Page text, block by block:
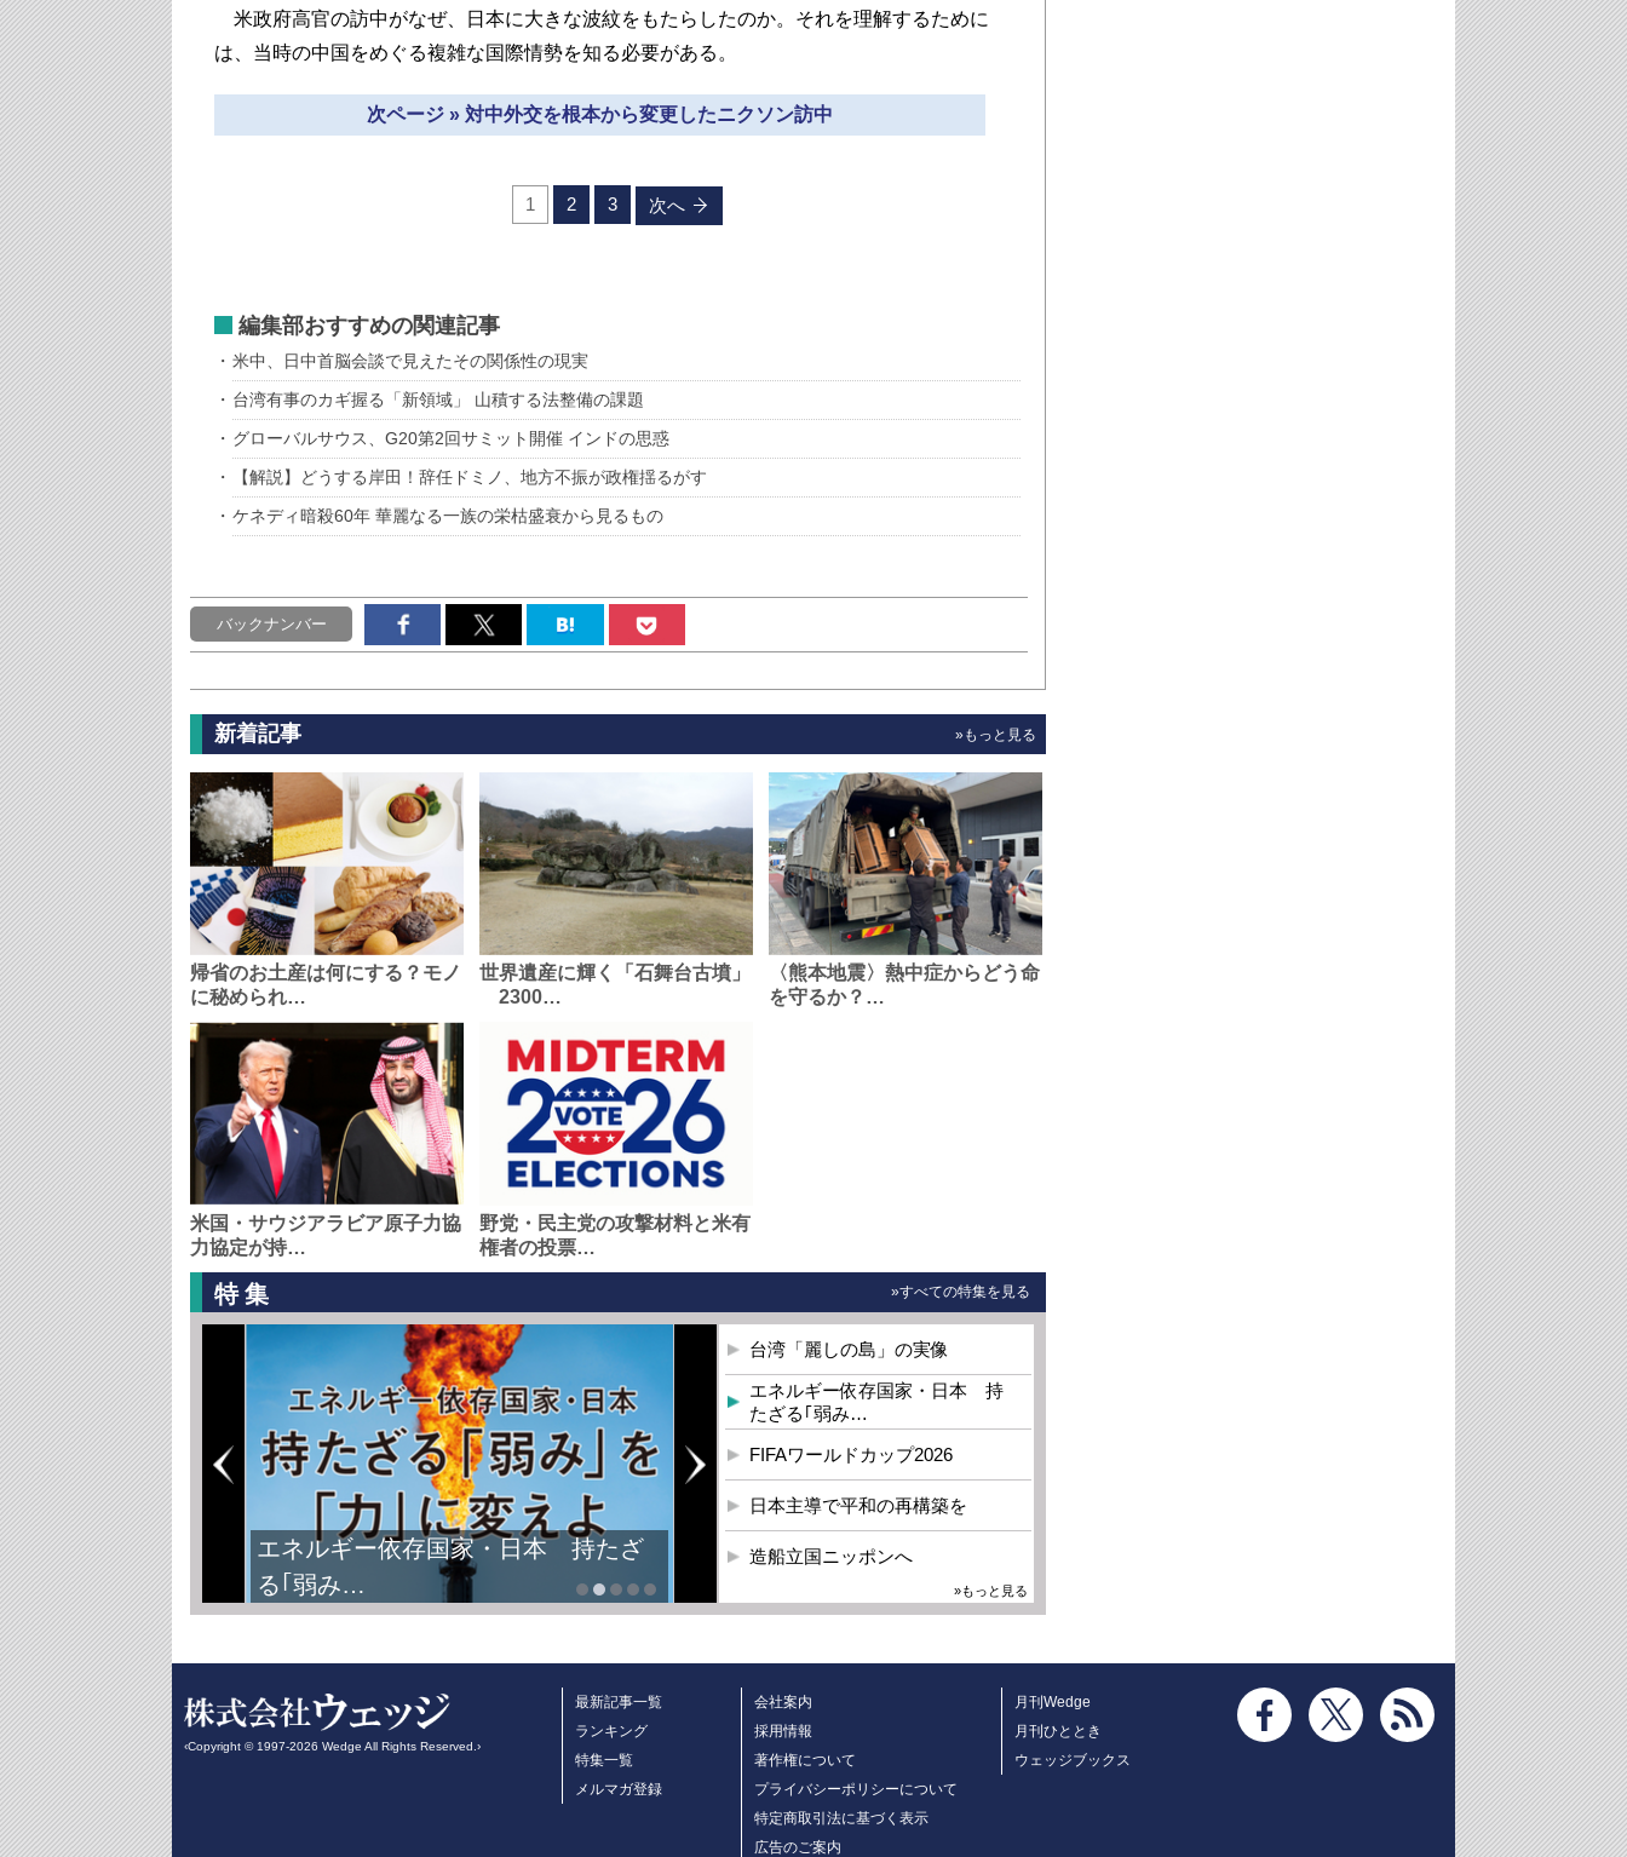
米政府高官の訪中がなぜ、日本に大きな波紋をもたらしたのか。それを理解するために
は、当時の中国をめぐる複雑な国際情勢を知る必要がある。
次ページ » 対中外交を根本から変更したニクソン訪中
1 2 3 次へ
編集部おすすめの関連記事
米中、日中首脳会談で見えたその関係性の現実
台湾有事のカギ握る「新領域」 山積する法整備の課題
グローバルサウス、G20第2回サミット開催 インドの思惑
【解説】どうする岸田！辞任ドミノ、地方不振が政権揺るがす
ケネディ暗殺60年 華麗なる一族の栄枯盛衰から見るもの
バックナンバー
新着記事 »もっと見る
帰省のお土産は何にする？モノ
に秘められ…
世界遺産に輝く「石舞台古墳」
2300…
〈熊本地震〉熱中症からどう命
を守るか？…
米国・サウジアラビア原子力協
力協定が持…
野党・民主党の攻撃材料と米有
権者の投票…
特集 »すべての特集を見る
エネルギー依存国家・日本 持たざ
る｢弱み…
台湾「麗しの島」の実像
エネルギー依存国家・日本 持
たざる｢弱み…
FIFAワールドカップ2026
日本主導で平和の再構築を
造船立国ニッポンへ
»もっと見る
‹Copyright © 1997-2026 Wedge All Rights Reserved.›
最新記事一覧
ランキング
特集一覧
メルマガ登録
会社案内
採用情報
著作権について
プライバシーポリシーについて
特定商取引法に基づく表示
広告のご案内
月刊Wedge
月刊ひととき
ウェッジブックス